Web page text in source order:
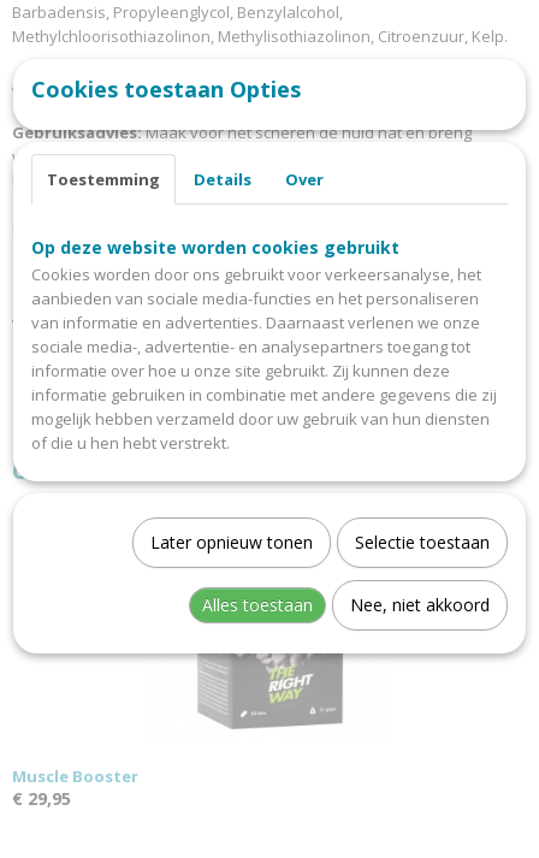
Barbadensis, Propyleenglycol, Benzylalcohol,
Methylchloorisothiazolinon, Methylisothiazolinon, Citroenzuur, Kelp.
Allergenen:Geen
Gebruiksadvies:Maak voor het scheren de huid nat en breng
vervolgens een beetje van het schuim aan op de te scheren
lichaamsdelen. Wacht 30 seconden voor het beste resultaat. U kunt nu
de huid scheren zonder last van scheerbultjes te krijgen. Naspoelen
Doelgroep:Mannen en vrouwen (18+)
Verpakking:Flesje met 150 ml
Ook interessant
Muscle Booster
€ 29,95
Cookies toestaan Opties
Toestemming Details Over
Op deze website worden cookies gebruikt
Cookies worden door ons gebruikt voor verkeersanalyse, het
aanbieden van sociale media-functies en het personaliseren
van informatie en advertenties. Daarnaast verlenen we onze
sociale media-, advertentie- en analysepartners toegang tot
informatie over hoe u onze site gebruikt. Zij kunnen deze
informatie gebruiken in combinatie met andere gegevens die zij
mogelijk hebben verzameld door uw gebruik van hun diensten
of die u hen hebt verstrekt.
Later opnieuw tonen Selectie toestaan
Alles toestaan Nee, niet akkoord